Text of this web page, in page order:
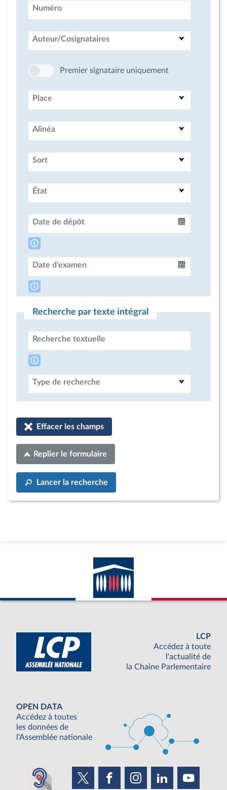
Numéro
Auteur/Cosignataires
Premier signataire uniquement
Place
Alinéa
Sort
État
Date de dépôt
Date d'examen
Recherche par texte intégral
Recherche textuelle
Type de recherche
Effacer les champs
Replier le formulaire
Lancer la recherche
LCP
Accédez à toute
l'actualité de
la Chaine Parlementaire
OPEN DATA
Accédez à toutes
les données de
l'Assemblée nationale